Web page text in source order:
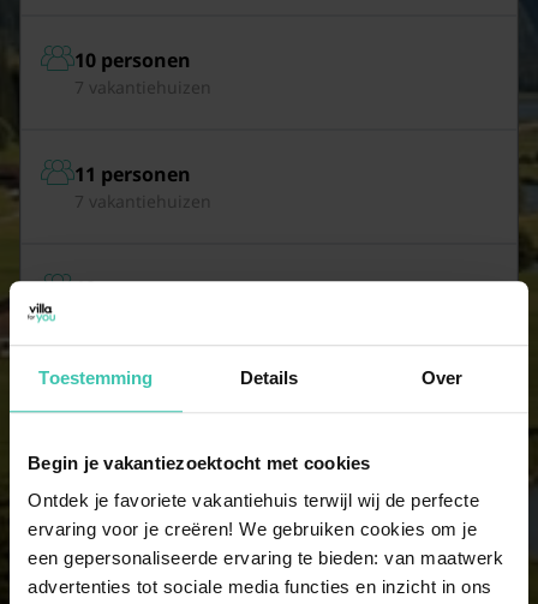
Toestemming Details Over
Begin je vakantiezoektocht met cookies
Ontdek je favoriete vakantiehuis terwijl wij de perfecte
ervaring voor je creëren! We gebruiken cookies om je
een gepersonaliseerde ervaring te bieden: van maatwerk
advertenties tot sociale media functies en inzicht in ons
10 personen
7 vakantiehuizen
11 personen
7 vakantiehuizen
12 personen
14 personen
9 vakantiehuizen